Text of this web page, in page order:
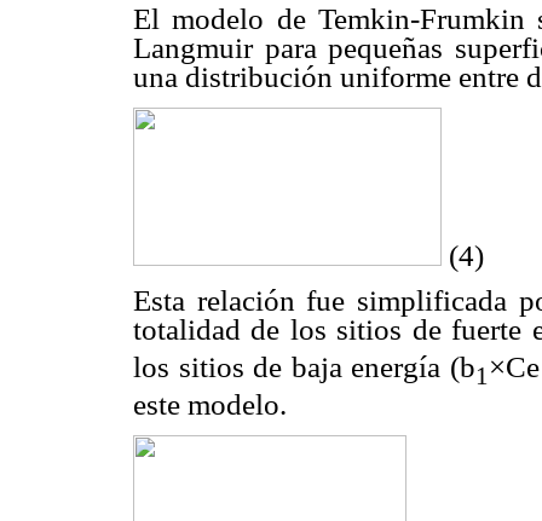
El modelo de Temkin-Frumkin
Langmuir para pequeñas
una distribución uniforme entre
(4)
Esta relación fue simplificada
totalidad de los sitios de fuerte
los sitios de baja energía (b1
este modelo.